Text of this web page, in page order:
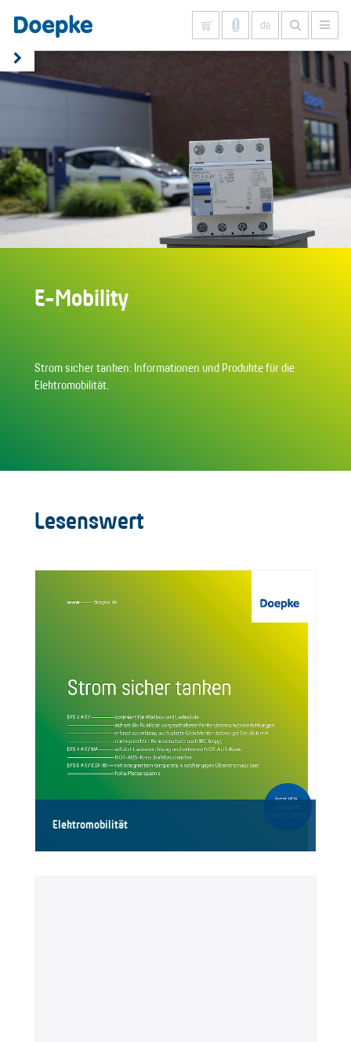
de
E-Mobility
Strom sicher tanken: Informationen und Produkte für die
Elektromobilität.
Lesenswert
Elektromobilität
Fehlerstromschutzschalter für die Elektromobilität.